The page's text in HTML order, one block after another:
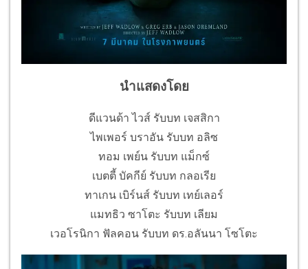
นำแสดงโดย
ดีแวนด้า ไวส์ รับบท เจสสิกา
ไพเพอร์ บราอัน รับบท อลิซ
ทอม เพย์น รับบท แม็กซ์
เบตตี้ บัคกีย์ รับบท กลอเรีย
ทาเกน เบิร์นส์ รับบท เทย์เลอร์
แมทธิว ซาโตะ รับบท เลียม
เวอโรนิกา ฟัลคอน รับบท ดร.อลันนา โซโตะ